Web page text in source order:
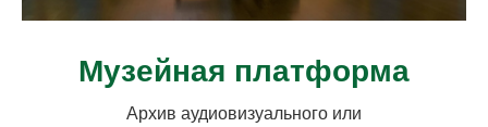
Музейная платформа
Архив аудиовизуального или